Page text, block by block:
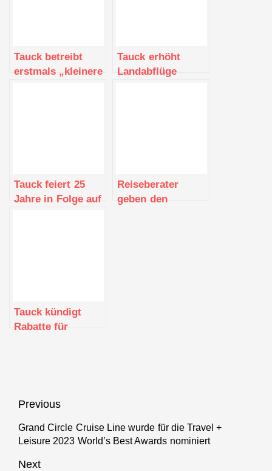
Tauck betreibt
erstmals „kleinere
Tauck erhöht
Landabflüge
Tauck feiert 25
Jahre in Folge auf
Reiseberater
geben den
Tauck kündigt
Rabatte für
Beitragsnavigation
Previous
Previous
post:
Grand Circle Cruise Line wurde für die Travel +
Leisure 2023 World’s Best Awards nominiert
Next